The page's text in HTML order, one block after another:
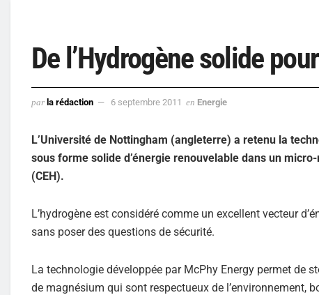
De l’Hydrogène solide
par la rédaction 6 septembre 2011 en Energie
L’Université de Nottingham (angleterre) a retenu la
sous forme solide d’énergie renouvelable dans un
(CEH).
L’hydrogène est considéré comme un excellent vecteur
sans poser des questions de sécurité.
La technologie développée par McPhy Energy permet de
de magnésium qui sont respectueux de l’environnement,